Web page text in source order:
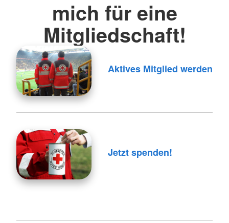
mich für eine
Mitgliedschaft!
Aktives Mitglied werden
Jetzt spenden!